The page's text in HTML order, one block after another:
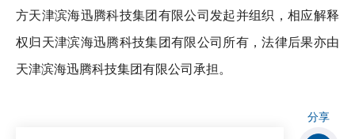
方天津滨海迅腾科技集团有限公司发起并组织，相应解释
权归天津滨海迅腾科技集团有限公司所有，法律后果亦由
天津滨海迅腾科技集团有限公司承担。
分享